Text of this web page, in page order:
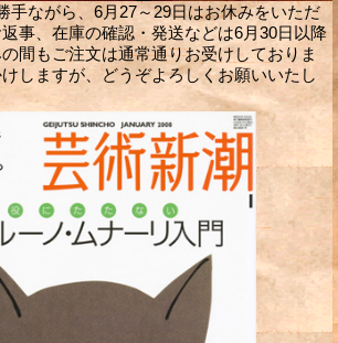
ながら、6月27～29日はお休みをいただ
事、在庫の確認・発送などは6月30日以降
間もご注文は通常通りお受けしておりま
しますが、どうぞよろしくお願いいたし